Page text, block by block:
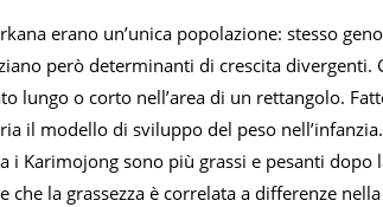
erano un’unica popolazione: stesso
però determinanti di crescita
lungo o corto nell’area di un rettangolo.
il modello di sviluppo del peso
i Karimojong sono più grassi e pesanti
che la grassezza è correlata a differenze